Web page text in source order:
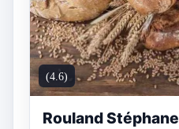
(4.6)
Rouland Stéphane